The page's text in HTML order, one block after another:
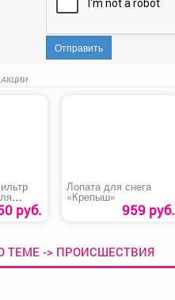
Отправить
руб.
Лопата для снега
«Крепыш»
959 руб.
ТЕМЕ -> ПРОИСШЕСТВИЯ